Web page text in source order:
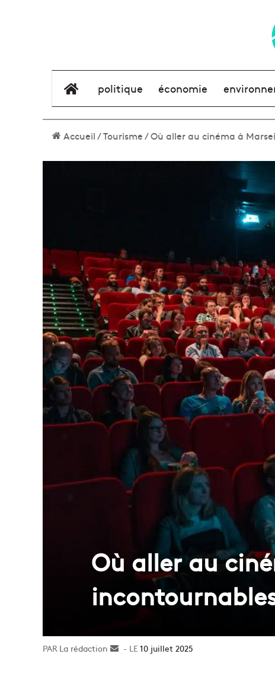
élément de menu
politique économie
Accueil/Tourisme/Où aller au cinéma à
Où aller au
La rédaction
Envoyer10 juillet 2025